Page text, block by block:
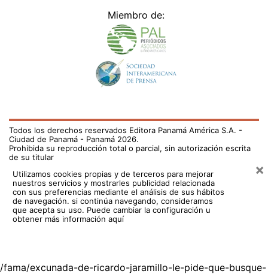
Miembro de:
Todos los derechos reservados Editora Panamá América S.A. -
Ciudad de Panamá - Panamá 2026.
Prohibida su reproducción total o parcial, sin autorización escrita
de su titular
Utilizamos cookies propias y de terceros para mejorar
nuestros servicios y mostrarles publicidad relacionada
con sus preferencias mediante el análisis de sus hábitos
de navegación. si continúa navegando, consideramos
que acepta su uso. Puede cambiar la configuración u
obtener más información aquí
×
/fama/excunada-de-ricardo-jaramillo-le-pide-que-busque-